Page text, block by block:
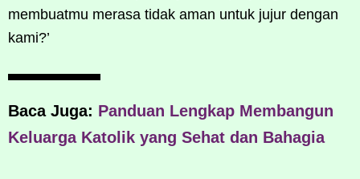
membuatmu merasa tidak aman untuk jujur dengan
kami?’
Baca Juga: Panduan Lengkap Membangun
Keluarga Katolik yang Sehat dan Bahagia